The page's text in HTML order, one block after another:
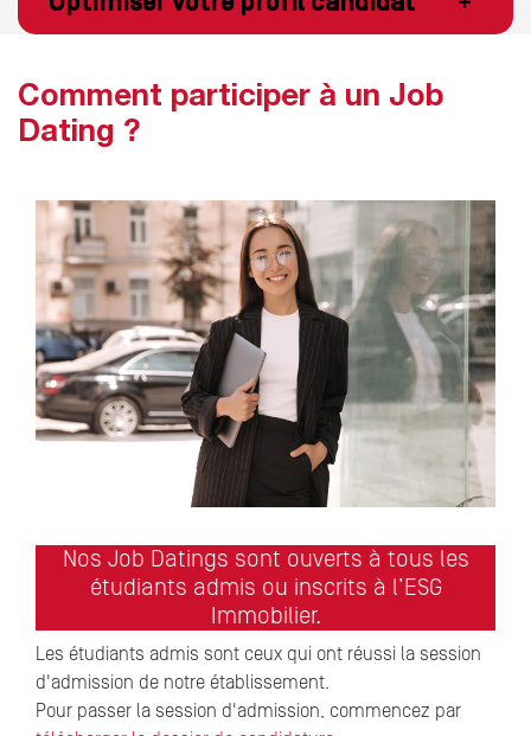
Comment participer à un Job
Dating ?
Nos Job Datings sont ouverts à tous les
étudiants admis ou inscrits à l’ESG
Immobilier.
Les étudiants admis sont ceux qui ont réussi la session
d'admission de notre établissement.
Pour passer la session d'admission, commencez par